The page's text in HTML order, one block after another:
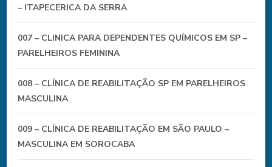
– ITAPECERICA DA SERRA
007 – CLINICA PARA DEPENDENTES QUÍMICOS EM SP –
PARELHEIROS FEMININA
008 – CLÍNICA DE REABILITAÇÃO SP EM PARELHEIROS
MASCULINA
009 – CLÍNICA DE REABILITAÇÃO EM SÃO PAULO –
MASCULINA EM SOROCABA